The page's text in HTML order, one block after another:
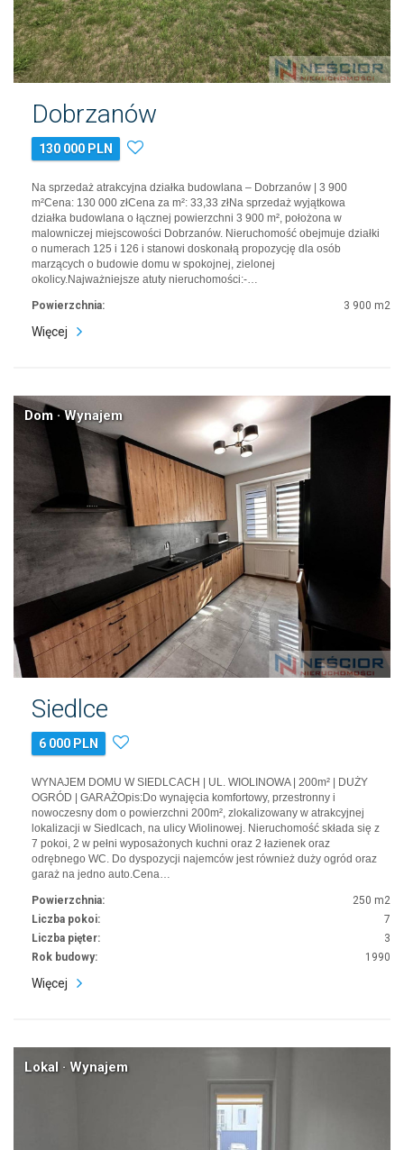
Dobrzanów
130 000 PLN
Na sprzedaż atrakcyjna działka budowlana – Dobrzanów | 3 900
m²Cena: 130 000 złCena za m²: 33,33 złNa sprzedaż wyjątkowa
działka budowlana o łącznej powierzchni 3 900 m², położona w
malowniczej miejscowości Dobrzanów. Nieruchomość obejmuje działki
o numerach 125 i 126 i stanowi doskonałą propozycję dla osób
marzących o budowie domu w spokojnej, zielonej
okolicy.Najważniejsze atuty nieruchomości:-…
Powierzchnia: 3 900 m2
Więcej
Dom · Wynajem
Siedlce
6 000 PLN
WYNAJEM DOMU W SIEDLCACH | UL. WIOLINOWA | 200m² | DUŻY
OGRÓD | GARAŻOpis:Do wynajęcia komfortowy, przestronny i
nowoczesny dom o powierzchni 200m², zlokalizowany w atrakcyjnej
lokalizacji w Siedlcach, na ulicy Wiolinowej. Nieruchomość składa się z
7 pokoi, 2 w pełni wyposażonych kuchni oraz 2 łazienek oraz
odrębnego WC. Do dyspozycji najemców jest również duży ogród oraz
garaż na jedno auto.Cena…
Powierzchnia:
250 m2
Liczba pokoi:
7
Liczba pięter:
3
Rok budowy:
1990
Więcej
Lokal · Wynajem